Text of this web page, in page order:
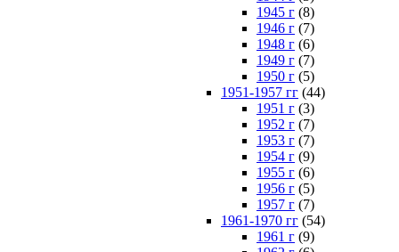
1945 г (8)
1946 г (7)
1948 г (6)
1949 г (7)
1950 г (5)
1951-1957 гг (44)
1951 г (3)
1952 г (7)
1953 г (7)
1954 г (9)
1955 г (6)
1956 г (5)
1957 г (7)
1961-1970 гг (54)
1961 г (9)